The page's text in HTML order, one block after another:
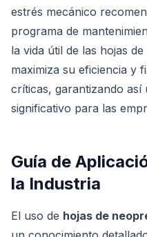
estrés mecánico
programa de
la vida útil de las hojas
maximiza su eficiencia y
críticas, garantizando
significativo para las
Guía de
la Industria
El uso de hojas de